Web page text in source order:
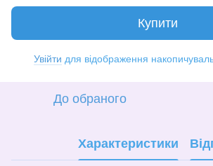
Купити
Увійти для відображення
До обраного
Характеристики